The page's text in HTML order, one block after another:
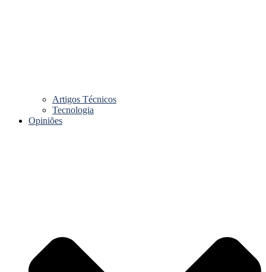
Artigos Técnicos
Tecnologia
Opiniões